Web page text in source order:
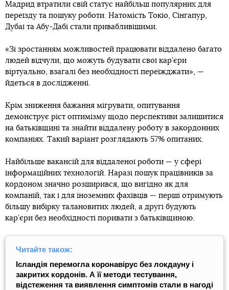
Мадрид втратили свій статус найбільш популярних для
переїзду та пошуку роботи. Натомість Токіо, Сінгапур,
Дубаї та Абу-Дабі стали привабливішими.
«Зі зростанням можливостей працювати віддалено багато
людей відчули, що можуть будувати свої кар’єри
віртуально, взагалі без необхідності переїжджати», —
йдеться в дослідженні.
Крім зниження бажання мігрувати, опитування
демонструє ріст оптимізму щодо перспективи залишитися
на батьківщині та знайти віддалену роботу в закордонних
компаніях. Такий варіант розглядають 57% опитаних.
Найбільше вакансій для віддаленої роботи — у сфері
інформаційних технологій. Наразі пошук працівників за
кордоном значно розширився, що вигідно як для
компаній, так і для іноземних фахівців — перші отримують
більшу вибірку талановитих людей, а другі будують
кар’єри без необхідності поривати з батьківщиною.
Читайте також:
Ісландія перемогла коронавірус без локдауну і
закритих кордонів. А її методи тестування,
відстеження та виявлення симптомів стали в нагоді